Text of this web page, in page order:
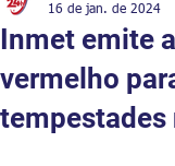
Inmet emite
vermelho
tempestades
16 de jan. de 2024